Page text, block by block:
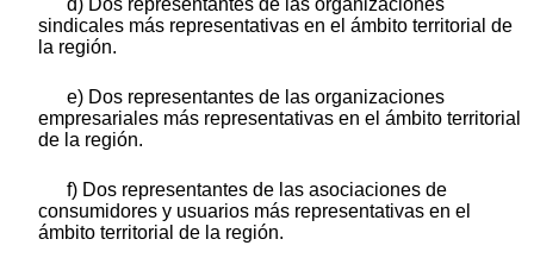
d) Dos representantes de las organizaciones
sindicales más representativas en el ámbito territorial de
la región.
e) Dos representantes de las organizaciones
empresariales más representativas en el ámbito territorial
de la región.
f) Dos representantes de las asociaciones de
consumidores y usuarios más representativas en el
ámbito territorial de la región.